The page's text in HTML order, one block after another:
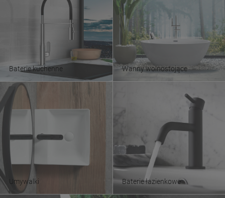
Baterie kuchenne Wanny wolnostojące
Umywalki Baterie łazienkowe